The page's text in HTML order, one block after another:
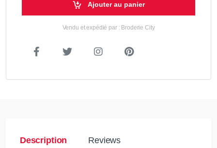
Ajouter au panier
Vendu et expédié par : Broderie City
Description Reviews